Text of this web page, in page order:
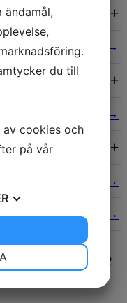
du till
av cookies och
på vår